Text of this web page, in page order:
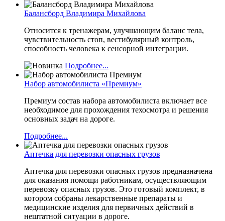
Балансборд Владимира Михайлова
Относится к тренажерам, улучшающим баланс тела,
чувствительность стоп, вестибулярный контроль,
способность человека к сенсорной интеграции.
Подробнее...
Набор автомобилиста «Премиум»
Премиум состав набора автомобилиста включает все
необходимое для прохождения техосмотра и решения
основных задач на дороге.
Подробнее...
Аптечка для перевозки опасных грузов
Аптечка для перевозки опасных грузов предназначена
для оказания помощи работникам, осуществляющим
перевозку опасных грузов. Это готовый комплект, в
котором собраны лекарственные препараты и
медицинские изделия для первичных действий в
нештатной ситуации в дороге.